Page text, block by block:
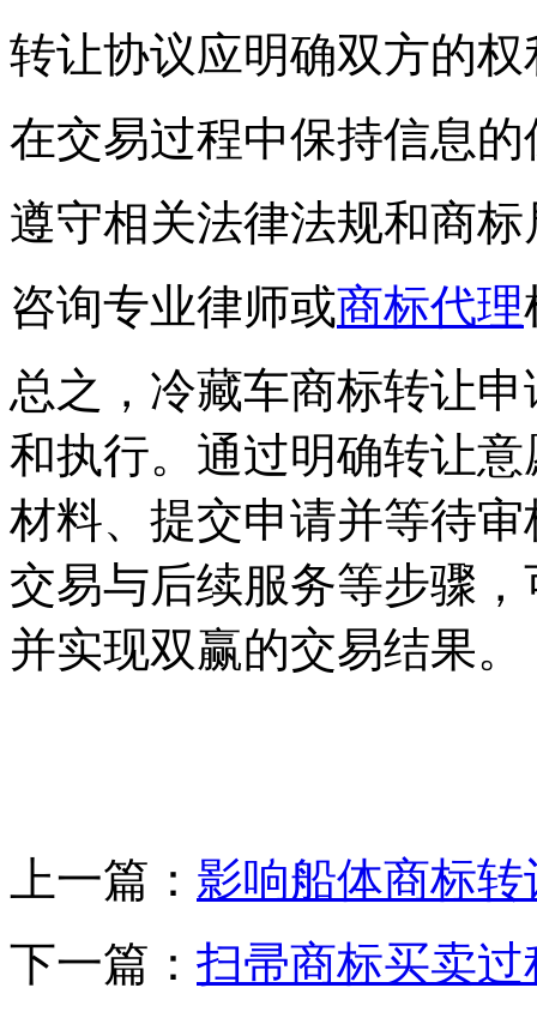
转让协议应明确双方的
在交易过程中保持信息
遵守相关法律法规和商
咨询专业律师或商标代理
总之，冷藏车商标转让
和执行。通过明确转让
材料、提交申请并等待
交易与后续服务等步骤
并实现双赢的交易结果。
上一篇： 影响船体商标
下一篇： 扫帚商标买卖